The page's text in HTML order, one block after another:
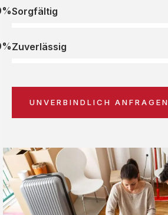
Sorgfältig
Zuverlässig
UNVERBINDLICH ANFRAGEN